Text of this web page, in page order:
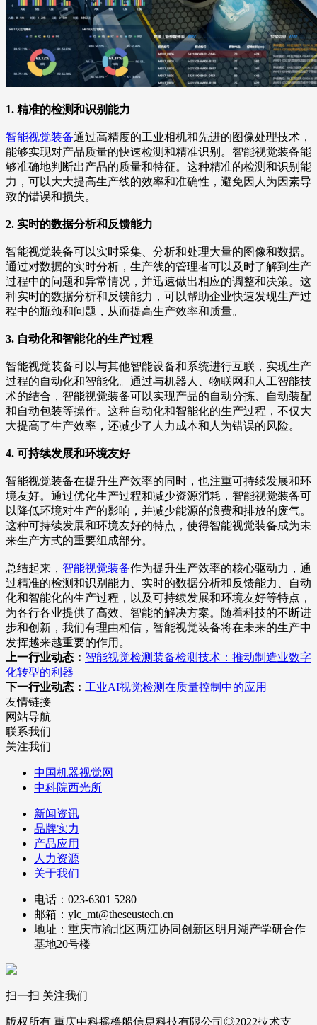
1. 精准的检测和识别能力
智能视觉装备通过高精度的工业相机和先进的图像处理技术，
能够实现对产品质量的快速检测和精准识别。智能视觉装备能
够准确地判断出产品的质量和特征。这种精准的检测和识别能
力，可以大大提高生产线的效率和准确性，避免因人为因素导
致的错误和损失。
2. 实时的数据分析和反馈能力
智能视觉装备可以实时采集、分析和处理大量的图像和数据。
通过对数据的实时分析，生产线的管理者可以及时了解到生产
过程中的问题和异常情况，并迅速做出相应的调整和决策。这
种实时的数据分析和反馈能力，可以帮助企业快速发现生产过
程中的瓶颈和问题，从而提高生产效率和质量。
3. 自动化和智能化的生产过程
智能视觉装备可以与其他智能设备和系统进行互联，实现生产
过程的自动化和智能化。通过与机器人、物联网和人工智能技
术的结合，智能视觉装备可以实现产品的自动分拣、自动装配
和自动包装等操作。这种自动化和智能化的生产过程，不仅大
大提高了生产效率，还减少了人力成本和人为错误的风险。
4. 可持续发展和环境友好
智能视觉装备在提升生产效率的同时，也注重可持续发展和环
境友好。通过优化生产过程和减少资源消耗，智能视觉装备可
以降低环境对生产的影响，并减少能源的浪费和排放的废气。
这种可持续发展和环境友好的特点，使得智能视觉装备成为未
来生产方式的重要组成部分。
总结起来， 智能视觉装备作为提升生产效率的核心驱动力，通
过精准的检测和识别能力、实时的数据分析和反馈能力、自动
化和智能化的生产过程，以及可持续发展和环境友好等特点，
为各行各业提供了高效、智能的解决方案。随着科技的不断进
步和创新，我们有理由相信，智能视觉装备将在未来的生产中
发挥越来越重要的作用。
上一行业动态： 智能视觉检测装备检测技术：推动制造业数字
化转型的利器
下一行业动态： 工业AI视觉检测在质量控制中的应用
友情链接
网站导航
联系我们
关注我们
中国机器视觉网
中科院西光所
新闻资讯
品牌实力
产品应用
人力资源
关于我们
电话：023-6301 5280
邮箱：ylc_mt@theseustech.cn
地址：重庆市渝北区两江协同创新区明月湖产学研合作
基地20号楼
扫一扫 关注我们
版权所有 重庆中科摇橹船信息科技有限公司◎2022技术支